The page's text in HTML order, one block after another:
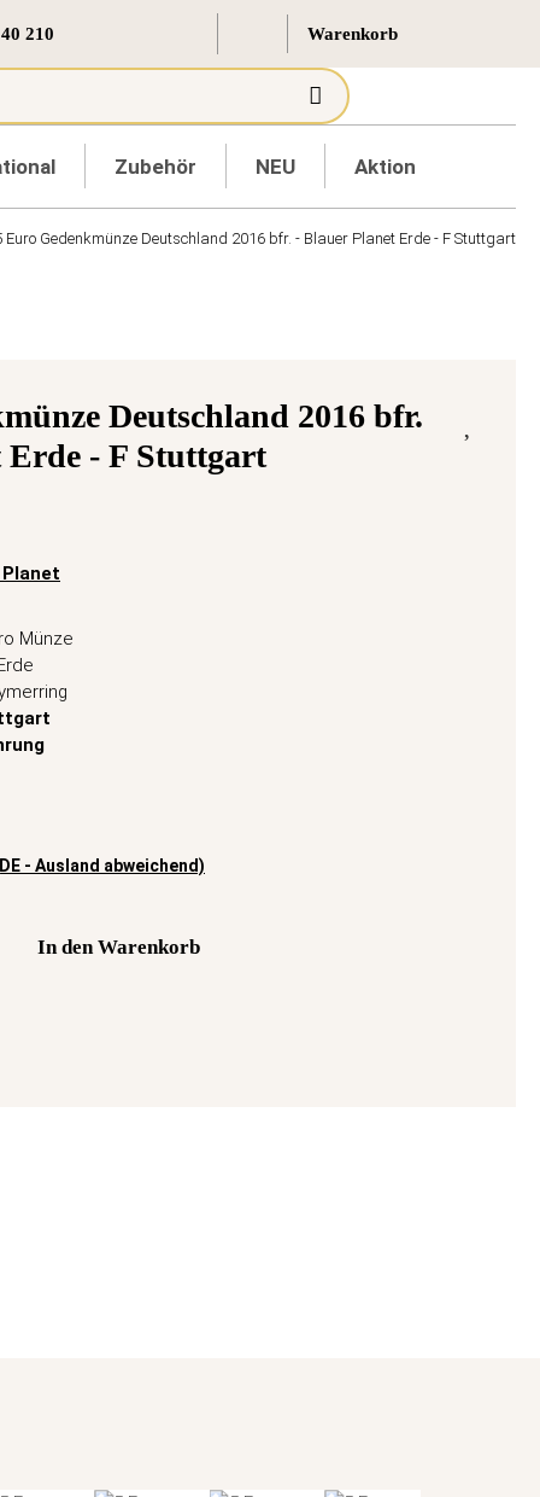
210
Zubehör NEU Aktion
Euro Gedenkmünze Deutschland 2016 bfr. - Blauer Planet Erde - F Stuttgart
Deutschland 2016 bfr.
Erde - F Stuttgart
Münze
- Ausland abweichend)
In den Warenkorb